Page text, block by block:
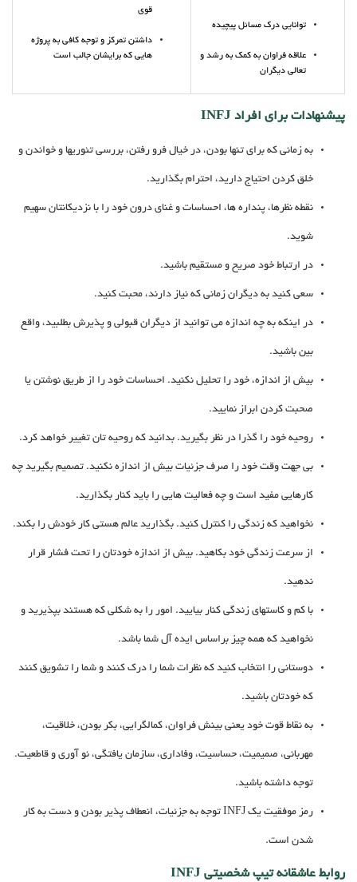
توانایی درک مسائل پیچیده
علاقه فراوان به کمک به رشد و
تعالی دیگران
قوی
داشتن تمرکز و توجه کافی به پروژه
هایی که برایشان جالب است
پیشنهادات برای افراد INFJ
به زمانی که برای تنها بودن، در خیال فرو رفتن، بررسی تئوریها و خواندن و
خلق کردن احتیاج دارید، احترام بگذارید.
نقطه نظرها، پنداره ها، احساسات و غنای درون خود را با نزدیکانتان سهیم
شوید.
در ارتباط خود صریح و مستقیم باشید.
سعی کنید به دیگران زمانی که نیاز دارند، محبت کنید.
در اینکه به چه اندازه می توانید از دیگران قبولی و پذیرش بطلبید، واقع
بین باشید.
بیش از اندازه، خود را تحلیل نکنید. احساسات خود را از طریق نوشتن یا
صحبت کردن ابراز نمایید.
روحیه خود را گذرا در نظر بگیرید. بدانید که روحیه تان تغییر خواهد کرد.
بی جهت وقت خود را صرف جزئیات بیش از اندازه نکنید. تصمیم بگیرید چه
کارهایی مفید است و چه فعالیت هایی را باید کنار بگذارید.
نخواهید که زندگی را کنترل کنید. بگذارید عالم هستی کار خودش را بکند.
از سرعت زندگی خود بکاهید. بیش از اندازه خودتان را تحت فشار قرار
ندهید.
با کم و کاستهای زندگی کنار بیایید. امور را به شکلی که هستند بپذیرید و
نخواهید که همه چیز براساس ایده آل شما باشد.
دوستانی را انتخاب کنید که نظرات شما را درک کنند و شما را تشویق کنند
که خودتان باشید.
به نقاط قوت خود یعنی بینش فراوان، کمالگرایی، بکر بودن، خلاقیت،
مهربانی، صمیمیت، حساسیت، وفاداری، سازمان یافتگی، نو آوری و قاطعیت.
توجه داشته باشید.
رمز موفقیت یک INFJ توجه به جزئیات، انعطاف پذیر بودن و دست به کار
شدن است.
روابط عاشقانه تیپ شخصیتی INFJ